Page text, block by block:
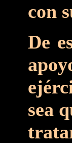
con
De
sea